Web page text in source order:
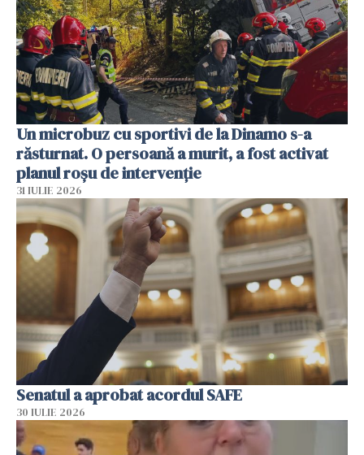
Un microbuz cu sportivi de la Dinamo s-a
răsturnat. O persoană a murit, a fost activat
planul roșu de intervenție
31 IULIE 2026
Senatul a aprobat acordul SAFE
30 IULIE 2026